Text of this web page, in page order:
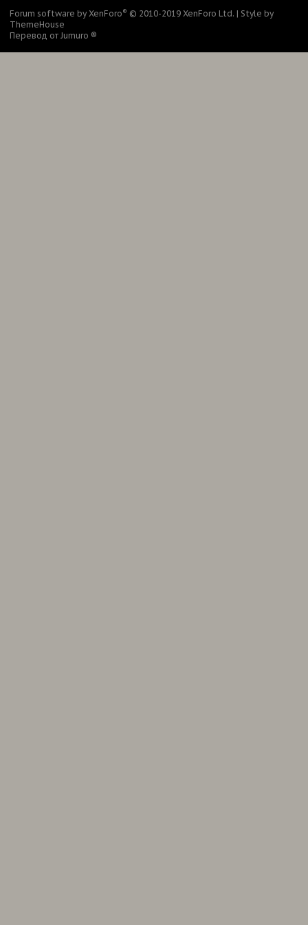
Forum software by XenForo® © 2010-2019 XenForo Ltd. | Style by
ThemeHouse
Перевод от Jumuro ®